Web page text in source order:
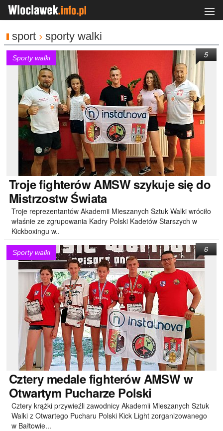
sport › sporty walki
Sporty walki
Trojefighterów AMSW szykuje się do
Mistrzostw Świata
Troje reprezentantów Akademii Mieszanych Sztuk Walki wróciło
właśnie ze zgrupowania Kadry Polski Kadetów Starszych w
Kickboxingu w..
5
Sporty walki
Czterymedale fighterów AMSW w
Otwartym Pucharze Polski
Cztery krążki przywieźli zawodnicy Akademii Mieszanych Sztuk
Walki z Otwartego Pucharu Polski Kick Light zorganizowanego
w Bałtowie...
6